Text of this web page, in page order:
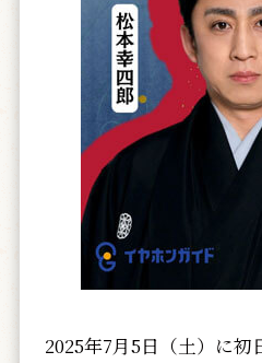
2025年7月5日（土）に初